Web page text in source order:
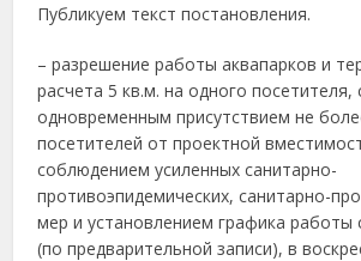
Публикуем текст постановления.
– разрешение работы аквапарков и
расчета 5 кв.м. на одного посетителя,
одновременным присутствием не
посетителей от проектной
соблюдением усиленных санитарно-
противоэпидемических, санитарно-
мер и установлением графика работы
(по предварительной записи), в